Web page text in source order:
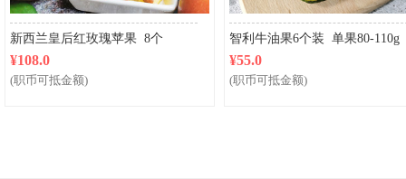
新西兰皇后红玫瑰苹果 8个
¥108.0
(职币可抵金额)
智利牛油果6个装 单果80-110g
¥55.0
(职币可抵金额)